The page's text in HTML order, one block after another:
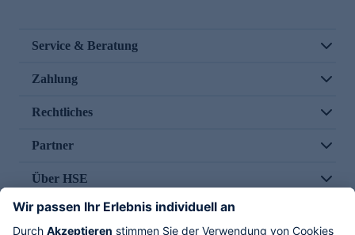
Service & Beratung
Zahlung
Rechtliches
Partner
Über HSE
Im TV